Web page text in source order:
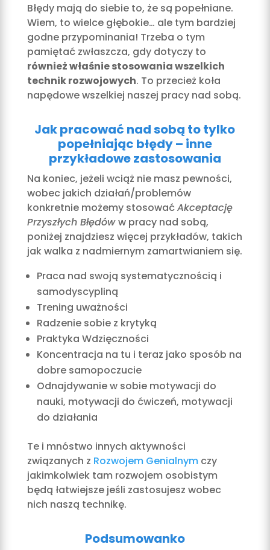
Błędy mają do siebie to, że są popełniane.
Wiem, to wielce głębokie… ale tym bardziej
godne przypominania! Trzeba o tym
pamiętać zwłaszcza, gdy dotyczy to
również właśnie stosowania wszelkich
technik rozwojowych. To przecież koła
napędowe wszelkiej naszej pracy nad sobą.
Jak pracować nad sobą to tylko
popełniając błędy – inne
przykładowe zastosowania
Na koniec, jeżeli wciąż nie masz pewności,
wobec jakich działań/problemów
konkretnie możemy stosowaćAkceptację
Przyszłych Błędóww pracy nad sobą,
poniżej znajdziesz więcej przykładów, takich
jak walka z nadmiernym zamartwianiem się.
Praca nad swoją systematycznością i
samodyscypliną
Trening uważności
Radzenie sobie z krytyką
Praktyka Wdzięczności
Koncentracja na tu i teraz jako sposób na
dobre samopoczucie
Odnajdywanie w sobie motywacji do
nauki, motywacji do ćwiczeń, motywacji
do działania
Te i mnóstwo innych aktywności
związanych z Rozwojem Genialnymczy
jakimkolwiek tam rozwojem osobistym
będą łatwiejsze jeśli zastosujesz wobec
nich naszą technikę.
Podsumowanko